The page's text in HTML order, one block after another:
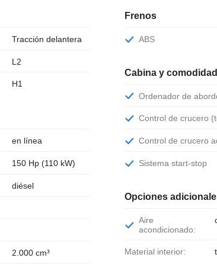
Tracción delantera
L2
H1
en línea
150 Hp (110 kW)
diésel
2.000 cm³
Frenos
ABS
Cabina y comodidad
Ordenador de
Control de crucero
Control de crucero
Sistema start-stop
Opciones
Aire
acondicionado:
Material interior: